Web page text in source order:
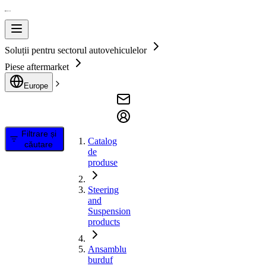
Soluții pentru sectorul autovehiculelor
Piese aftermarket
Europe
Filtrare și
căutare
Catalog
de
produse
Steering
and
Suspension
products
Ansamblu
burduf